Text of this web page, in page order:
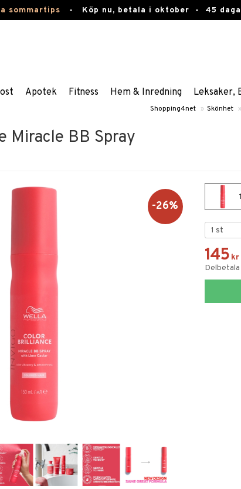
sommartips - Köp nu, betala i oktober - 45
Apotek Fitness Hem & Inredning Leksaker,
Shopping4net » Skönhet »
Miracle BB Spray
-26%
145 kr